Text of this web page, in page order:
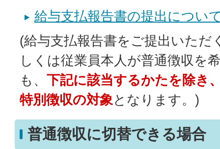
給与支払報告書の提出につい
(給与支払報告書をご提出いただ
しくは従業員本人が普通徴収を
も、 下記に該当するかたを除き
特別徴収の対象となります。)
普通徴収に切替できる場合